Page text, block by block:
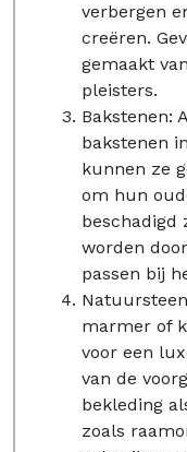
verbergen
creëren.
gemaakt
pleisters.
Bakstenen:
bakstenen
kunnen ze
om hun
beschadigd
worden
passen bij
marmer of
voor een
van de
bekleding
zoals